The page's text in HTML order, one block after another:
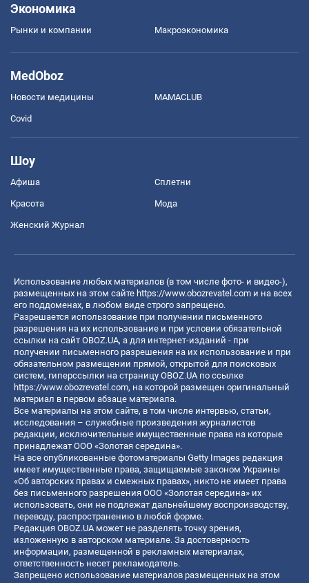
Экономика
Рынки и компании Mакроэкономика
MedOboz
Новости медицины MAMACLUB
Covid
Шоу
Афиша Сплетни
Красота Мода
Женский Журнал
Использование любых материалов (в том числе фото- и видео-),
размещенных на этом сайте https://www.obozrevatel.com и на всех
его поддоменах, в любом виде строго запрещено.
Разрешается использование при получении письменного
разрешения на их использование и при условии обязательной
ссылки на сайт OBOZ.UA, а для интернет-изданий - при
получении письменного разрешения на их использование и при
обязательном размещении прямой, открытой для поисковых
систем, гиперссылки на страницу OBOZ.UA по ссылке
https://www.obozrevatel.com, на которой размещен оригинальный
материал в первом абзаце материала.
Все материалы на этом сайте, в том числе интервью, статьи,
исследования – служебные произведения журналистов
редакции, исключительные имущественные права на которые
принадлежат ООО «Золотая середина».
На все опубликованные фотоматериалы Getty Images редакция
имеет имущественные права, защищаемые законом Украины
«Об авторских правах и смежных правах», никто не имеет права
без письменного разрешения ООО «Золотая середина» их
использовать, они не подлежат дальнейшему воспроизводству,
переводу, распространению в любой форме.
Редакция OBOZ.UA может не разделять точку зрения,
изложенную в авторском материале. За достоверность
информации, размещенной в рекламных материалах,
ответственность несет рекламодатель.
Запрещено использование материалов размещенных на этом